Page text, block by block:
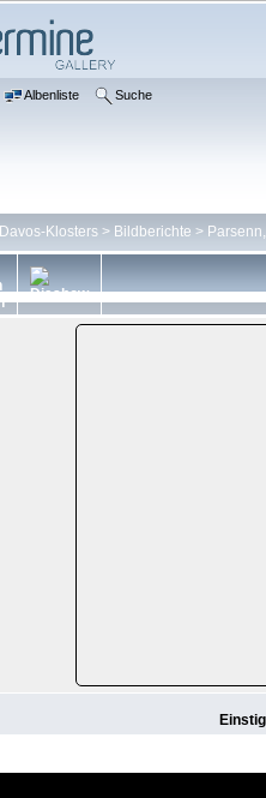
Albenliste Suche
Davos-Klosters > Bildberichte >